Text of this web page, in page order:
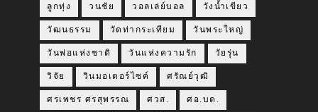
ลูกทุ่ง วนชัย วอลเล่ย์บอล วังน้ำเขียว
วัฒนธรรม วัดท่ากระเทียม วันพระใหญ่
วันพ่อแห่งชาติ วันแห่งความรัก วัยรุ่น
วิจัย วินมอเตอร์ไซค์ ศรัณย์วุฒิ
ศรเพชร ศรสุพรรณ ศวส. ศอ.บต.